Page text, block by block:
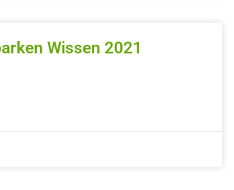
Wissen 2021